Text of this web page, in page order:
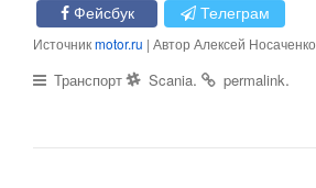
Фейсбук
Телеграм
Источникmotor.ru | Автор Алексей Носаченко
Транспорт Scania. permalink.